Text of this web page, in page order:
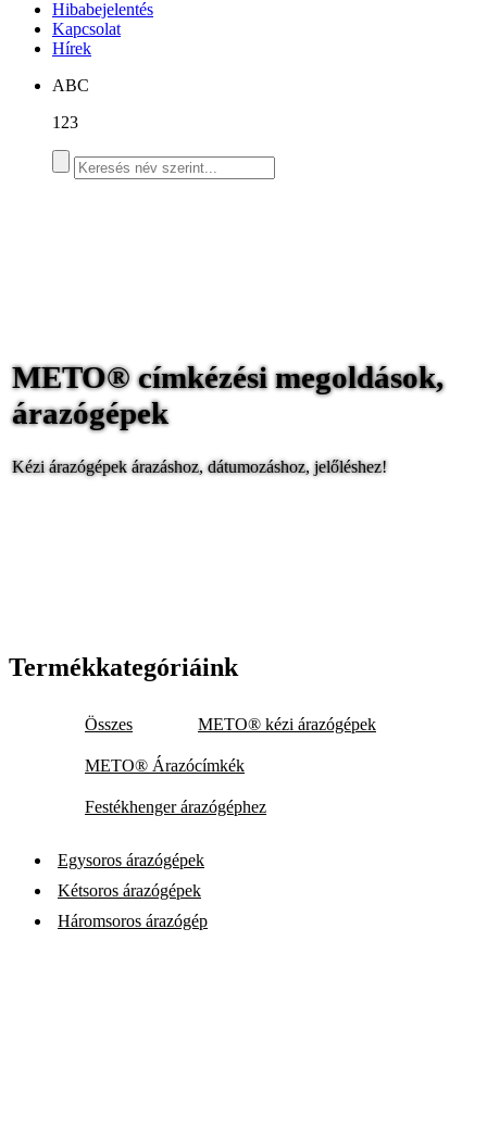
Hibabejelentés
Kapcsolat
Hírek
ABC
123
METO® címkézési megoldások,
árazógépek
Kézi árazógépek árazáshoz, dátumozáshoz, jelőléshez!
Termékkategóriáink
Összes METO® kézi árazógépek
METO® Árazócímkék
Festékhenger árazógéphez
Egysoros árazógépek
Kétsoros árazógépek
Háromsoros árazógép